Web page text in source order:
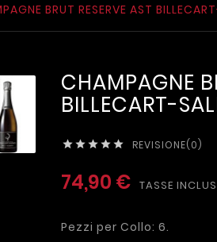
BRUT RESERVE AST
CHAMPAGNE
BILLECART-
     REVISIONE(0)
74,90 € TASSE
Pezzi per Collo: 6.